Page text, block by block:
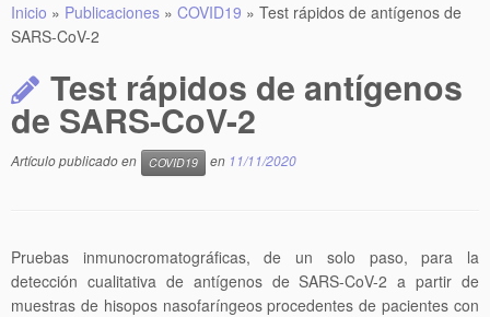
CONÓCENOS
PUBLICACIONES
Inicio » Publicaciones » COVID19 » Test rápidos de antígenos de
SARS-CoV-2
Test rápidos de antígenos
de SARS-CoV-2
Artículo publicado en COVID19 en 11/11/2020
Pruebas inmunocromatográficas, de un solo paso, para la
detección cualitativa de antígenos de SARS-CoV-2 a partir de
muestras de hisopos nasofaríngeos procedentes de pacientes con